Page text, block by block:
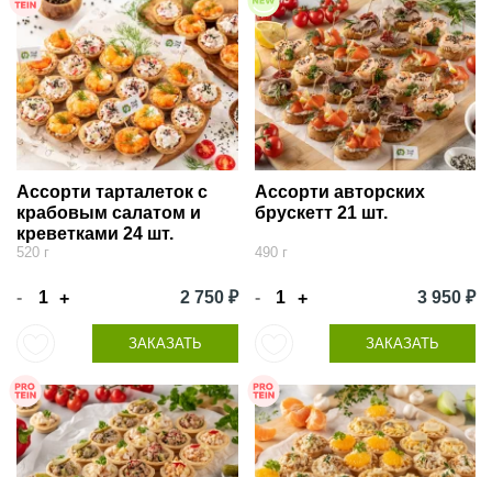
Ассорти тарталеток с
крабовым салатом и
креветками 24 шт.
520 г
- + 2 750 ₽
ЗАКАЗАТЬ
Ассорти авторских
брускетт 21 шт.
490 г
- + 3 950 ₽
ЗАКАЗАТЬ